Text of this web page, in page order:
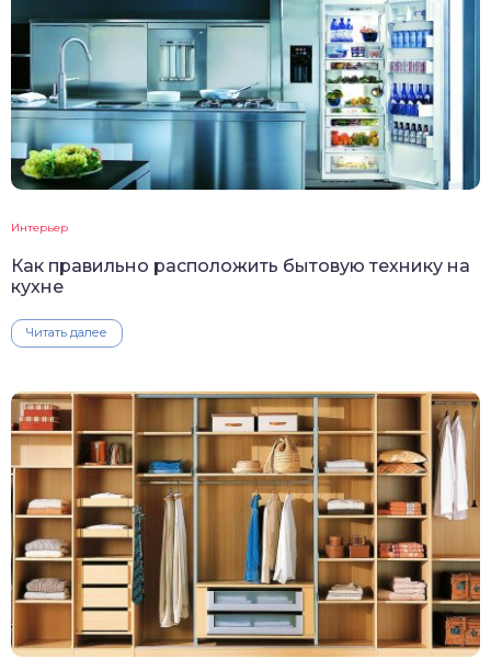
Интерьер
Как правильно расположить бытовую технику на
кухне
Читать далее